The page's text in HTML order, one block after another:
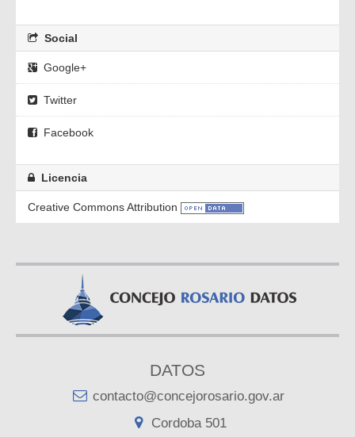
Social
Google+
Twitter
Facebook
Licencia
Creative Commons Attribution
DATOS
contacto@concejorosario.gov.ar
Cordoba 501